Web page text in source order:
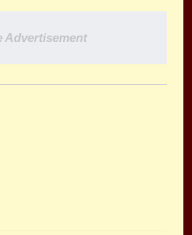
Advertisement